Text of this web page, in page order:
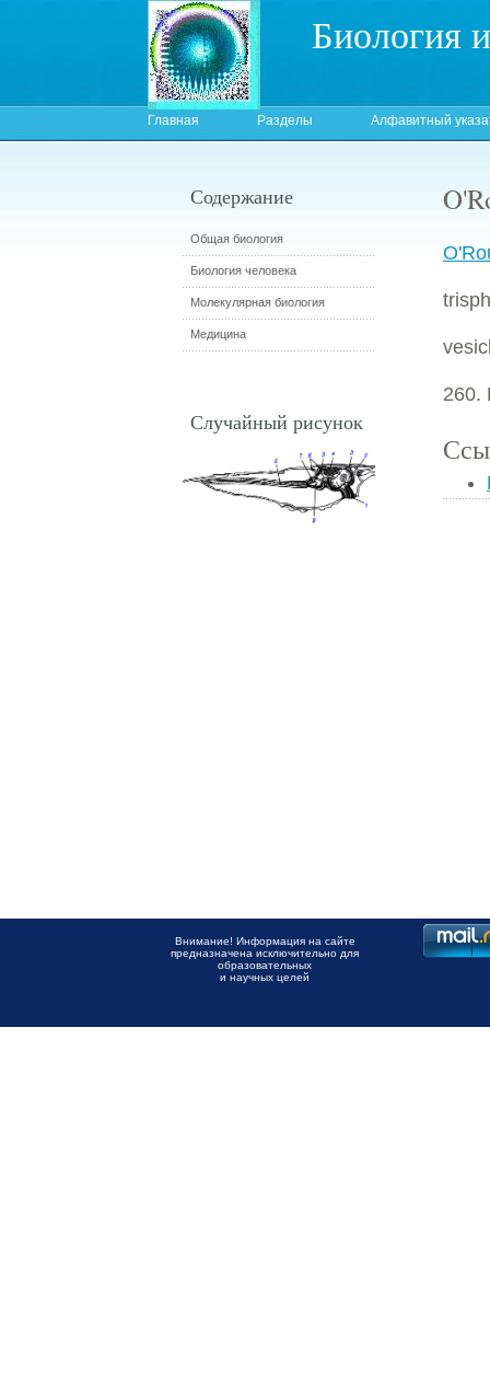
Биология
Главная Разделы Алфавитный
260.
Содержание
Общая биология
Биология человека
Молекулярная биология
Медицина
Случайный рисунок
Внимание! Информация на сайте
предназначена исключительно для
образовательных
и научных целей